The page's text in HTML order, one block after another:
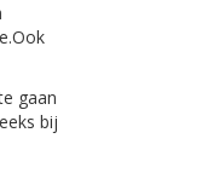
gaan
bij